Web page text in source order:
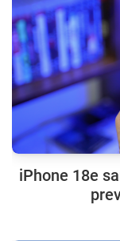
iPhone 18e